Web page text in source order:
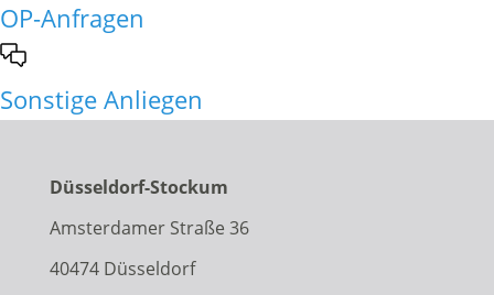
OP-Anfragen
Sonstige Anliegen
Düsseldorf-Stockum
Amsterdamer Straße 36
40474 Düsseldorf